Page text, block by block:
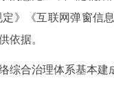
》《互联网弹窗信
依据。
合治理体系基本建